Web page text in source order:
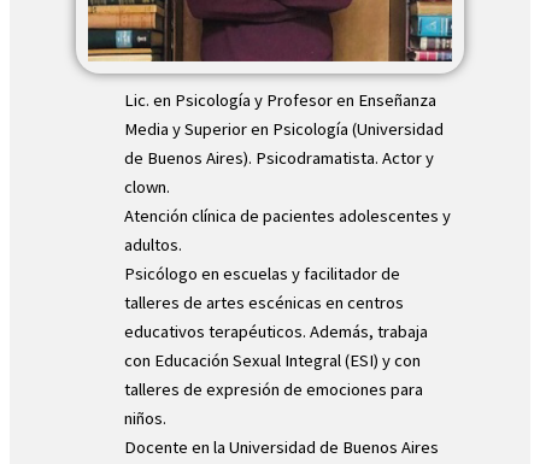
Lic. en Psicología y Profesor en Enseñanza
Media y Superior en Psicología (Universidad
de Buenos Aires). Psicodramatista. Actor y
clown.
Atención clínica de pacientes adolescentes y
adultos.
Psicólogo en escuelas y facilitador de
talleres de artes escénicas en centros
educativos terapéuticos. Además, trabaja
con Educación Sexual Integral (ESI) y con
talleres de expresión de emociones para
niños.
Docente en la Universidad de Buenos Aires